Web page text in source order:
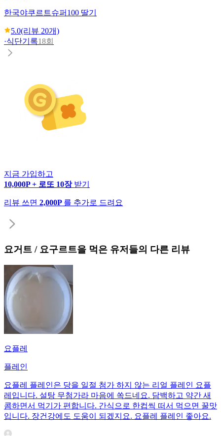
한국야쿠르트슈퍼100 딸기
5.0(리뷰 20개)
·식단기록18회
지금 가입하고
10,000P + 로또 10장 받기
리뷰 쓰면 2,000P 를 추가로 드려요
요거트 / 요구르트을 먹은 유저들의 다른 리뷰
요플레
플레인
요플레 플레인은 당을 일절 첨가 하지 않는 리얼 플레인 요플
레입니다. 설탕 무첨가라 마음에 쏙드네요. 담백하고 약간 새
콤하면서 먹기가 편합니다. 간식으로 한컵씩 떠서 먹으면 꿀맛
입니다. 장건강에도 도움이 되겠지요. 요플레 플레인 좋아요.